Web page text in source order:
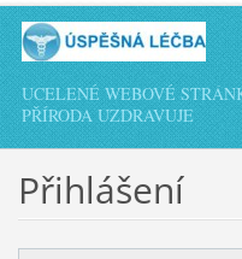
UCELENÉ WEBOVÉ
PŘÍRODA UZDRAVUJE
Přihlášení